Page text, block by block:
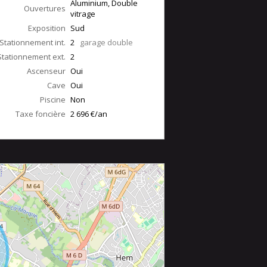
Ouvertures Aluminium, Double
vitrage
Exposition Sud
Stationnement int. 2
garage double
ext. 2
Ascenseur Oui
Cave Oui
Piscine Non
Taxe foncière 2 696 €/an